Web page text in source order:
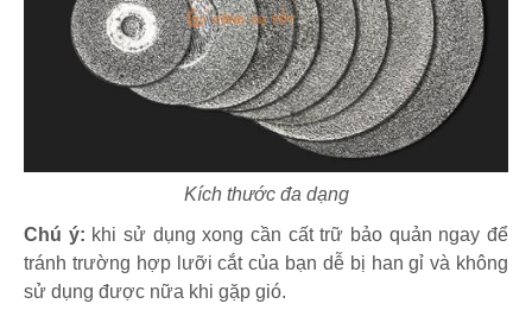
Kích thước đa dạng
Chú ý: khi sử dụng xong cần cất trữ bảo quản ngay để
tránh trường hợp lưỡi cắt của bạn dễ bị han gỉ và không
sử dụng được nữa khi gặp gió.